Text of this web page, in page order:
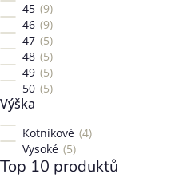
45 9
46 9
47 5
48 5
49 5
50 5
Výška
Kotníkové 4
Vysoké 5
Top 10 produktů